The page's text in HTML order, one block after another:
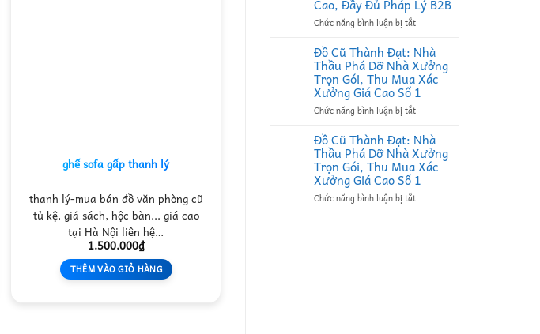
Thầu
Thu
Phế
Liệu
Tại
Bắc
Ninh
Uy
Ký
Hợp
Đồng
Định
Kỳ
B2B
Cao, Đầy Đủ Pháp Lý B2B
Chức năng bình luận bị tắtở
Cũ
Thành
Đạt:
Đối
Tác
Bao
Thu
Mua
Xác
Nhà
Xưởng
Bắc
Đồ Cũ Thành Đạt: Nhà
Thầu Phá Dỡ Nhà Xưởng
Trọn Gói, Thu Mua Xác
Xưởng Giá Cao Số 1
Chức năng bình luận bị tắtở
Cũ
Thành
Đạt:
Nhà
Thầu
Phá
Đồ Cũ Thành Đạt: Nhà
Thầu Phá Dỡ Nhà Xưởng
Trọn Gói, Thu Mua Xác
Xưởng Giá Cao Số 1
Chức năng bình luận bị tắtở
ghế sofa gấp thanh lý
thanh lý-mua bán đồ văn phòng cũ
tủ kệ, giá sách, hộc bàn... giá cao
tại Hà Nội liên hệ…
1.500.000₫
THÊM VÀO GIỎ HÀNG
bàn dài văn phòng
thanh lý-mua bán đồ văn phòng cũ